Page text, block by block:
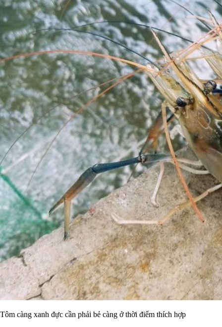
Tôm càng xanh đực cần phải bẻ càng ở thời điểm thích hợp